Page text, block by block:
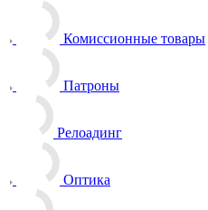
Комиссионные товары
Патроны
Релоадинг
Оптика